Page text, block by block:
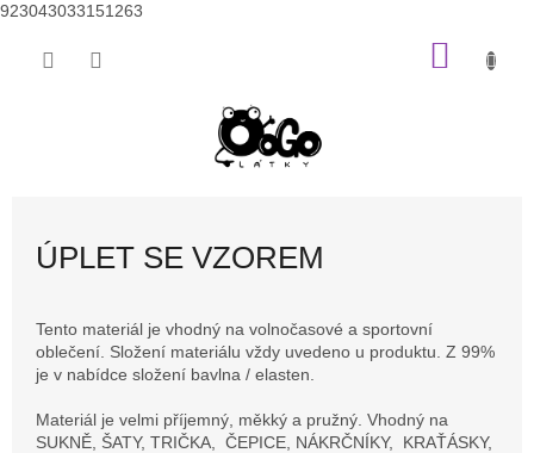
923043033151263
ÚPLET SE VZOREM
Tento materiál je vhodný na volnočasové a sportovní
oblečení. Složení materiálu vždy uvedeno u produktu. Z 99%
je v nabídce složení bavlna / elasten.
Materiál je velmi příjemný, měkký a pružný. Vhodný na
SUKNĚ, ŠATY, TRIČKA, ČEPICE, NÁKRČNÍKY, KRAŤÁSKY,